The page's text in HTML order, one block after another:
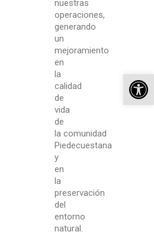
nuestras
operaciones,
generando
un
mejoramiento
en
la
calidad
de
vida
de
la comunidad
Piedecuestana
y
en
la
preservación
del
entorno
natural.